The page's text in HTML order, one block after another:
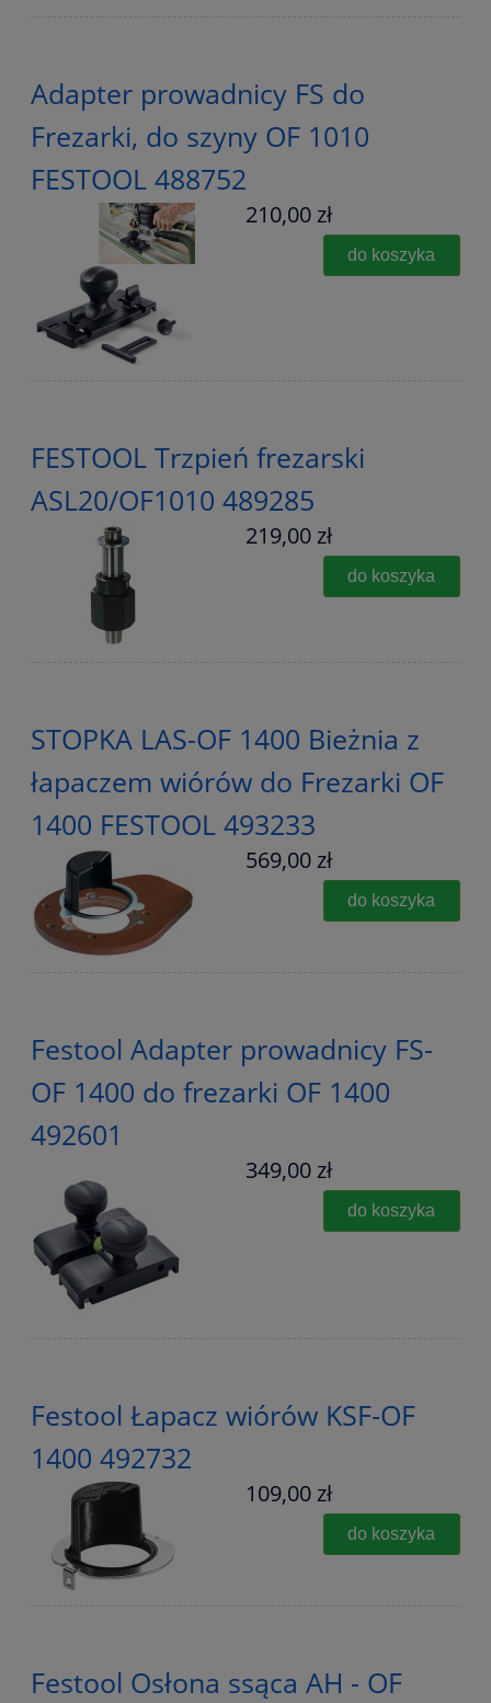
Adapter prowadnicy FS do
Frezarki, do szyny OF 1010
FESTOOL 488752
210,00 zł
do koszyka
FESTOOL Trzpień frezarski
ASL20/OF1010 489285
219,00 zł
do koszyka
STOPKA LAS-OF 1400 Bieżnia z
łapaczem wiórów do Frezarki OF
1400 FESTOOL 493233
569,00 zł
do koszyka
Festool Adapter prowadnicy FS-
OF 1400 do frezarki OF 1400
492601
349,00 zł
do koszyka
Festool Łapacz wiórów KSF-OF
1400 492732
109,00 zł
do koszyka
Festool Osłona ssąca AH - OF